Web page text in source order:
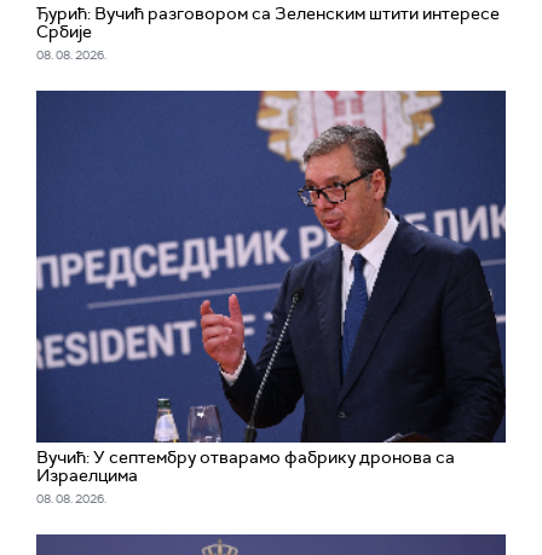
Ђурић: Вучић разговором са Зеленским штити интересе
Србије
08. 08. 2026.
Вучић: У септембру отварамо фабрику дронова са
Израелцима
08. 08. 2026.